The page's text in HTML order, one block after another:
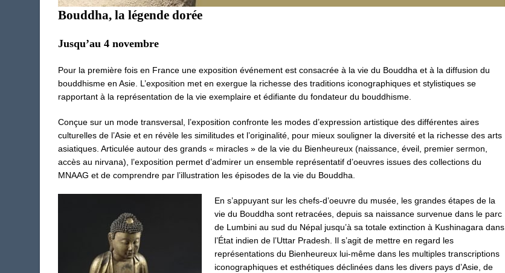
Bouddha, la légende dorée
Jusqu’au 4 novembre
Pour la première fois en France une exposition événement est consacrée à la vie du Bouddha et à la diffusion du
bouddhisme en Asie. L’exposition met en exergue la richesse des traditions iconographiques et stylistiques se
rapportant à la représentation de la vie exemplaire et édifiante du fondateur du bouddhisme.
Conçue sur un mode transversal, l’exposition confronte les modes d’expression artistique des différentes aires
culturelles de l’Asie et en révèle les similitudes et l’originalité, pour mieux souligner la diversité et la richesse des arts
asiatiques. Articulée autour des grands « miracles » de la vie du Bienheureux (naissance, éveil, premier sermon,
accès au nirvana), l’exposition permet d’admirer un ensemble représentatif d’oeuvres issues des collections du
MNAAG et de comprendre par l’illustration les épisodes de la vie du Bouddha.
En s’appuyant sur les chefs-d’oeuvre du musée, les grandes étapes de la
vie du Bouddha sont retracées, depuis sa naissance survenue dans le parc
de Lumbini au sud du Népal jusqu’à sa totale extinction à Kushinagara dans
l’État indien de l’Uttar Pradesh. Il s’agit de mettre en regard les
représentations du Bienheureux lui-même dans les multiples transcriptions
iconographiques et esthétiques déclinées dans les divers pays d’Asie, de